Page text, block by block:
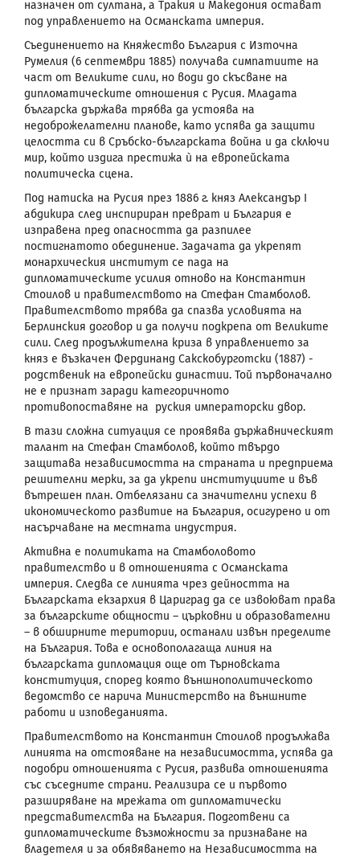
назначен от султана, а Тракия и Македония остават
под управлението на Османската империя.
Съединението на Княжество България с Източна
Румелия (6 септември 1885) получава симпатиите на
част от Великите сили, но води до скъсване на
дипломатическите отношения с Русия. Младата
българска държава трябва да устоява на
недоброжелателни планове, като успява да защити
целостта си в Сръбско-българската война и да сключи
мир, който издига престижа ѝ на европейската
политическа сцена.
Под натиска на Русия през 1886 г. княз Александър I
абдикира след инспириран преврат и България е
изправена пред опасността да разпилее
постигнатото обединение. Задачата да укрепят
монархическия институт се пада на
дипломатическите усилия отново на Константин
Стоилов и правителството на Стефан Стамболов.
Правителството трябва да спазва условията на
Берлинския договор и да получи подкрепа от Великите
сили. След продължителна криза в управлението за
княз е възкачен Фердинанд Сакскобурготски (1887) -
родственик на европейски династии. Той първоначално
не е признат заради категоричното
противопоставяне на руския императорски двор.
В тази сложна ситуация се проявява държавническият
талант на Стефан Стамболов, който твърдо
защитава независимостта на страната и предприема
решителни мерки, за да укрепи институциите и във
вътрешен план. Отбелязани са значителни успехи в
икономическото развитие на България, осигурено и от
насърчаване на местната индустрия.
Активна е политиката на Стамболовото
правителство и в отношенията с Османската
империя. Следва се линията чрез дейността на
Българската екзархия в Цариград да се извоюват права
за българските общности – църковни и образователни
– в обширните територии, останали извън пределите
на България. Това е основополагаща линия на
българската дипломация още от Търновската
конституция, според която външнополитическото
ведомство се нарича Министерство на външните
работи и изповеданията.
Правителството на Константин Стоилов продължава
линията на отстояване на независимостта, успява да
подобри отношенията с Русия, развива отношенията
със съседните страни. Реализира се и първото
разширяване на мрежата от дипломатически
представителства на България. Подготвени са
дипломатическите възможности за признаване на
владетеля и за обявяването на Независимостта на